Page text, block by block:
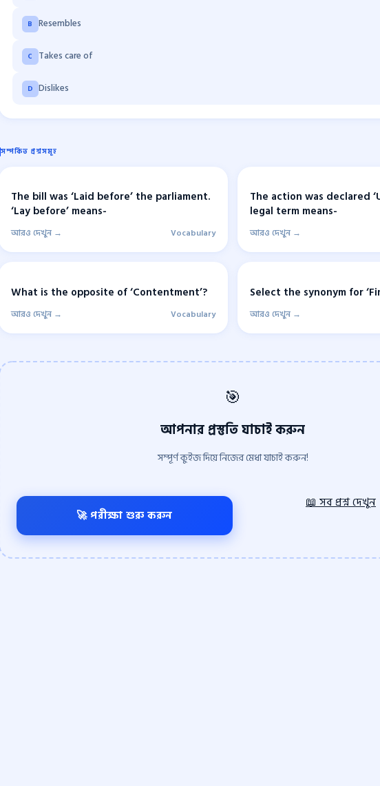
B Resembles
C Takes care of
D Dislikes
সম্পর্কিত প্রশ্নসমূহ
The bill was ‘Laid before’ the parliament.
‘Lay before’ means-
আরও দেখুন → Vocabulary
The action was declared
legal term means-
আরও দেখুন →
What is the opposite of ‘Contentment’?
আরও দেখুন → Vocabulary
Select the synonym for
আরও দেখুন →
🎯
আপনার প্রস্তুতি যাচাই করুন
সম্পূর্ণ কুইজ দিয়ে নিজের মেধা যাচাই করুন!
🚀 পরীক্ষা শুরু করুন
📖 সব প্রশ্ন দেখুন